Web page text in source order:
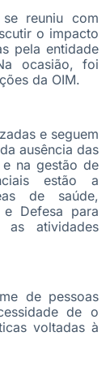
reuniu com
o impacto
pela entidade
ocasião, foi
da OIM.
e seguem
ausência das
na gestão de
estão a
de saúde,
e Defesa para
as atividades
de pessoas
de o
voltadas à